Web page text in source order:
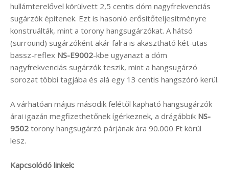
hullámterelővel körülvett 2,5 centis dóm nagyfrekvenciás
sugárzók építenek. Ezt is hasonló erősítőteljesítményre
konstruálták, mint a torony hangsugárzókat. A hátsó
(surround) sugárzóként akár falra is akasztható két-utas
bassz-reflex NS-E9002-kbe ugyanazt a dóm
nagyfrekvenciás sugárzók teszik, mint a hangsugárzó
sorozat többi tagjába és alá egy 13 centis hangszóró kerül.
A várhatóan május második felétől kapható hangsugárzók
árai igazán megfizethetőnek ígérkeznek, a drágábbik NS-
9502 torony hangsugárzó párjának ára 90.000 Ft körül
lesz.
Kapcsolódó linkek: